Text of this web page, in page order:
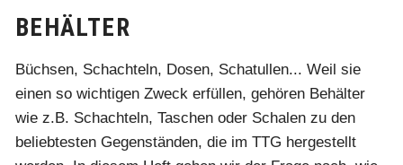
BEHÄLTER
Büchsen, Schachteln, Dosen, Schatullen... Weil sie
einen so wichtigen Zweck erfüllen, gehören Behälter
wie z.B. Schachteln, Taschen oder Schalen zu den
beliebtesten Gegenständen, die im TTG hergestellt